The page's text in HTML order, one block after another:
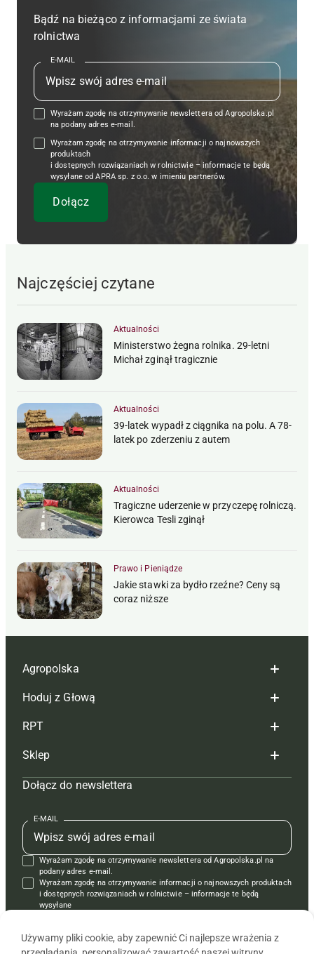
Bądź na bieżąco z informacjami ze świata
rolnictwa
E-MAIL
Wyrażam zgodę na otrzymywanie newslettera od Agropolska.pl
na podany adres e-mail.
Wyrażam zgodę na otrzymywanie informacji o najnowszych
produktach
i dostępnych rozwiązaniach w rolnictwie – informacje te będą
wysyłane od APRA sp. z o.o. w imieniu partnerów.
Najczęściej czytane
Aktualności
Ministerstwo żegna rolnika. 29-letni
Michał zginął tragicznie
Aktualności
39-latek wypadł z ciągnika na polu. A 78-
latek po zderzeniu z autem
Aktualności
Tragiczne uderzenie w przyczepę rolniczą.
Kierowca Tesli zginął
Prawo i Pieniądze
Jakie stawki za bydło rzeźne? Ceny są
coraz niższe
Agropolska
Redakcja
Reklama
Tagi
Mapa serwisu
Kontakt
Regulamin
Polityka prywatności
Hoduj z Głową
Hoduj z głową bydło
Hoduj z głową świnie
Prenumerata
Redakcja
Kontakt
Reklama
RPT
Redakcja
Prenumerata
Reklama
Kontakt
Krzyżówki
Sklep
Czasopisma i prenumerata
Książki
Regulamin
Dołącz do newslettera
E-MAIL
Wyrażam zgodę na otrzymywanie newslettera od Agropolska.pl na
podany adres e-mail.
Wyrażam zgodę na otrzymywanie informacji o najnowszych produktach
i dostępnych rozwiązaniach w rolnictwie – informacje te będą
wysyłane
Używamy pliki cookie, aby zapewnić Ci najlepsze wrażenia z